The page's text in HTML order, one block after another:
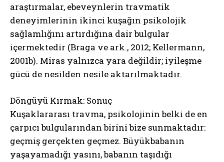
araştırmalar, ebeveynlerin travmatik
deneyimlerinin ikinci kuşağın psikolojik
sağlamlığını artırdığına dair bulgular
içermektedir (Braga ve ark., 2012; Kellermann,
2001b). Miras yalnızca yara değildir; iyileşme
gücü de nesilden nesile aktarılmaktadır.
Döngüyü Kırmak: Sonuç
Kuşaklararası travma, psikolojinin belki de en
çarpıcı bulgularından birini bize sunmaktadır:
geçmiş gerçekten geçmez. Büyükbabanın
yaşayamadığı yasını, babanın taşıdığı